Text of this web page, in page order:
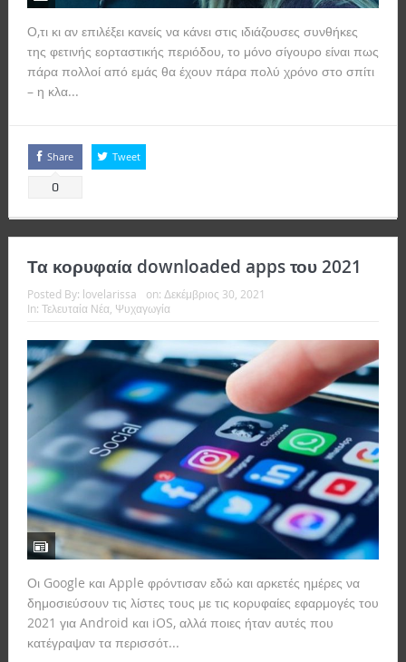
Ο,τι κι αν επιλέξει κανείς να κάνει στις ιδιάζουσες συνθήκες
της φετινής εορταστικής περιόδου, το μόνο σίγουρο είναι πως
πάρα πολλοί από εμάς θα έχουν πάρα πολύ χρόνο στο σπίτι
– η κλα...
Share
0
Tweet
Τα κορυφαία downloaded apps του 2021
Posted By: lovelarissa on: Δεκέμβριος 30, 2021
In: Τελευταία Νέα Ψυχαγωγία
Οι Google και Apple φρόντισαν εδώ και αρκετές ημέρες να
δημοσιεύσουν τις λίστες τους με τις κορυφαίες εφαρμογές του
2021 για Android και iOS, αλλά ποιες ήταν αυτές που
κατέγραψαν τα περισσότ...